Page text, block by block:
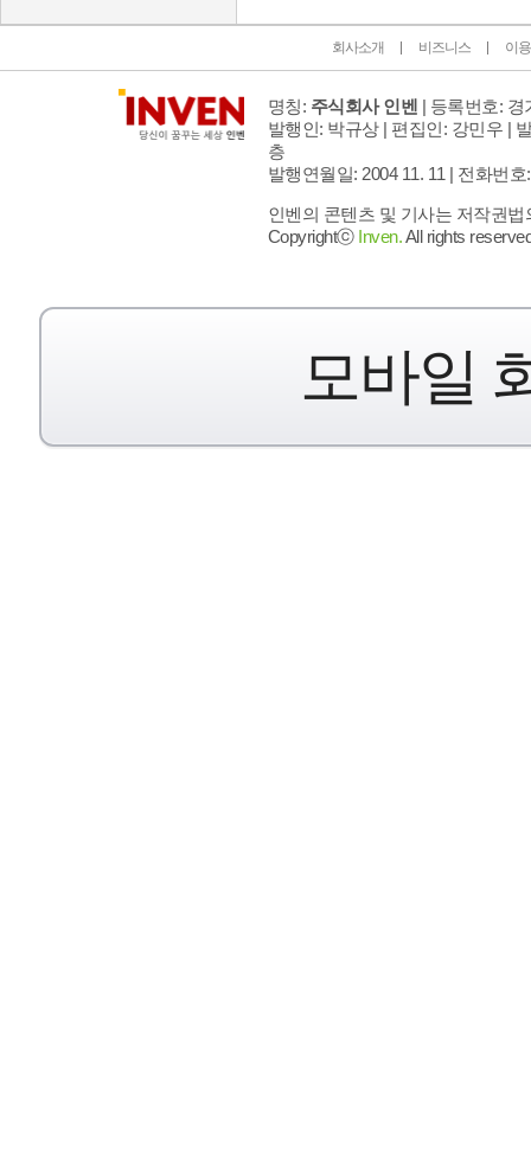
회사소개 비즈니스 이
명칭: 주식회사 인벤 | 등록번호: 경
발행인: 박규상 | 편집인: 강민우 |
층
발행연월일: 2004 11. 11 | 전화번호
인벤의 콘텐츠 및 기사는 저작권
Copyrightⓒ Inven.All rights
모바일